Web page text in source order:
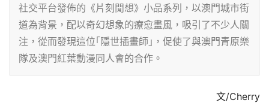
社交平台發佈的《片刻閒想》小品系列，以澳門城市街
道為背景，配以奇幻想象的療愈畫風，吸引了不少人關
注，從而發現這位｢隱世插畫師｣，促使了與澳門青原樂
隊及澳門紅葉動漫同人會的合作。
文/Cherry